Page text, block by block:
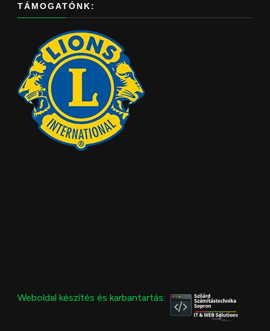
TÁMOGATÓNK:
Weboldal készítés és karbantartás: